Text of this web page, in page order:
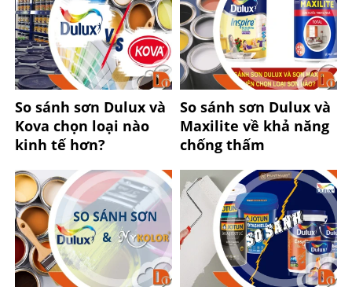
So sánh sơn Dulux và
Kova chọn loại nào
kinh tế hơn?
So sánh sơn Dulux và
Maxilite về khả năng
chống thấm